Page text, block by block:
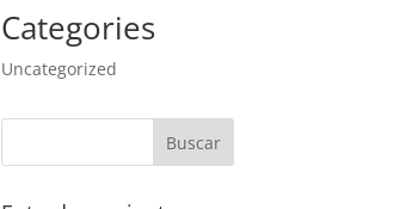
Categories
Uncategorized